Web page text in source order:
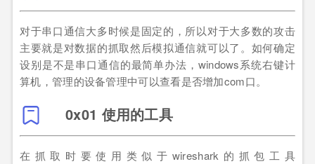
对于串口通信大多时候是固定的，所以对于大多数的攻击
主要就是对数据的抓取然后模拟通信就可以了。如何确定
设别是不是串口通信的最简单办法，windows系统右键计
算机，管理的设备管理中可以查看是否增加com口。
0x01 使用的工具
在抓取时要使用类似于wireshark的抓包工具